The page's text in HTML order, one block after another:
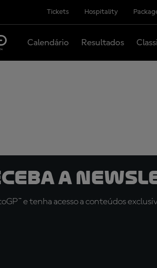
Tickets Hospitality
Calendário Resultados
a
e tenha acesso a conteúdos